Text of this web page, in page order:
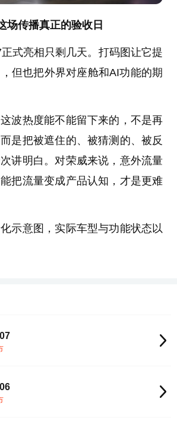
场传播真正的验收日
式亮相只剩几天。打码图让它提
但也把外界对座舱和AI功能的期
波热度能不能留下来的，不是再
是把被遮住的、被猜测的、被反
讲明白。对荣威来说，意外流量
把流量变成产品认知，才是更难
示意图，实际车型与功能状态以